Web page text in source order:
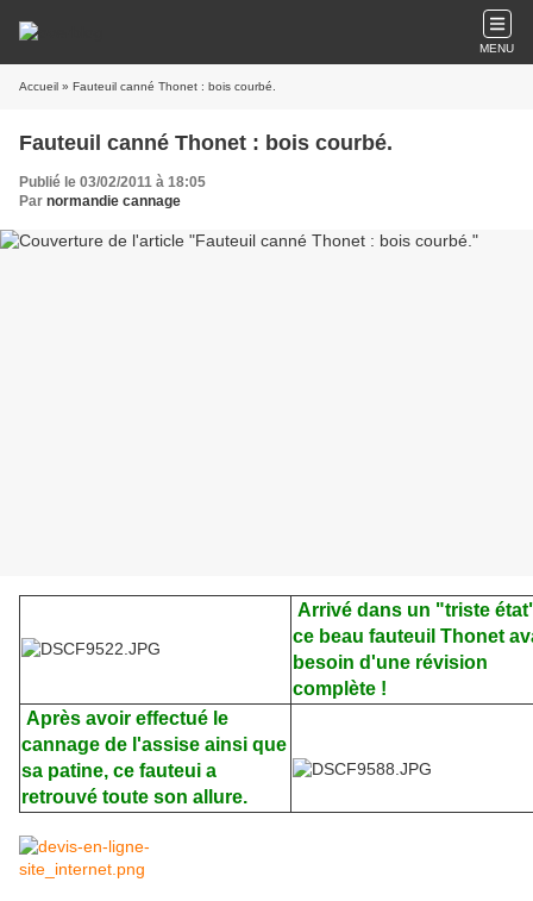
MENU
Accueil » Fauteuil canné Thonet : bois courbé.
Fauteuil canné Thonet : bois courbé.
Publié le 03/02/2011 à 18:05
Par normandie cannage
Arrivé dans un "triste
ce beau fauteuil Thonet
besoin d'une révision
complète !
Après avoir effectué le
cannage de l'assise ainsi que
sa patine, ce fauteui a
retrouvé toute son allure.